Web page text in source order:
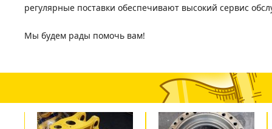
регулярные поставки обеспечивают высокий сервис
Мы будем рады помочь вам!